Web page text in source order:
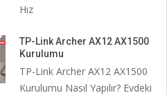
Hız
TP-Link Archer AX12 AX1500
Kurulumu
TP-Link Archer AX12 AX1500
Kurulumu Nasıl Yapılır? Evdeki